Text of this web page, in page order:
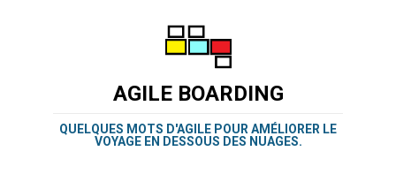
AGILE BOARDING
QUELQUES MOTS D'AGILE POUR AMÉLIORER LE
VOYAGE EN DESSOUS DES NUAGES.